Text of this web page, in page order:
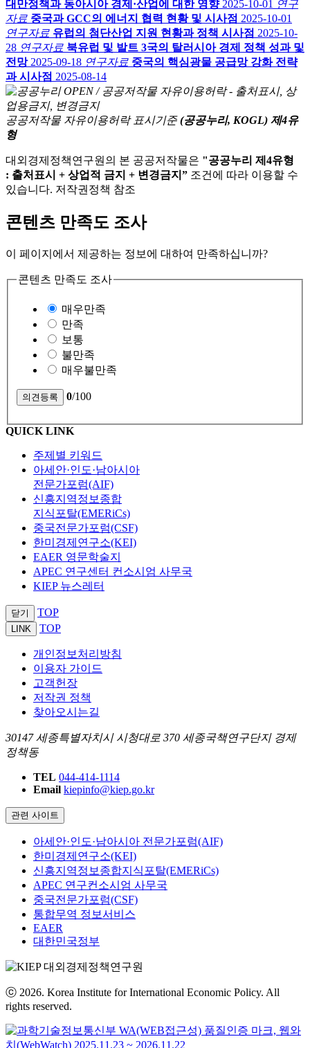
대만정책과 동아시아 경제·산업에 대한 영향 2025-10-01 연구
자료 중국과 GCC의 에너지 협력 현황 및 시사점 2025-10-01
연구자료 유럽의 첨단산업 지원 현황과 정책 시사점 2025-10-
28 연구자료 북유럽 및 발트 3국의 탈러시아 경제 정책 성과 및
전망 2025-09-18 연구자료 중국의 핵심광물 공급망 강화 전략
과 시사점 2025-08-14
공공저작물 자유이용허락 표시기준 (공공누리, KOGL) 제4유
형
대외경제정책연구원의 본 공공저작물은 "공공누리 제4유형
: 출처표시 + 상업적 금지 + 변경금지” 조건에 따라 이용할 수
있습니다. 저작권정책 참조
콘텐츠 만족도 조사
이 페이지에서 제공하는 정보에 대하여 만족하십니까?
콘텐츠 만족도 조사
매우만족
만족
보통
불만족
매우불만족
0/100
QUICK LINK
주제별 키워드
아세안·인도·남아시아
전문가포럼(AIF)
신흥지역정보종합
지식포탈(EMERiCs)
중국전문가포럼(CSF)
한미경제연구소(KEI)
EAER 영문학술지
APEC 연구센터 컨소시엄 사무국
KIEP 뉴스레터
닫기 TOP
LINK TOP
개인정보처리방침
이용자 가이드
고객헌장
저작권 정책
찾아오시는길
30147 세종특별자치시 시청대로 370 세종국책연구단지 경제
정책동
TEL 044-414-1114
Email kiepinfo@kiep.go.kr
관련 사이트
아세안·인도·남아시아 전문가포럼(AIF)
한미경제연구소(KEI)
신흥지역정보종합지식포탈(EMERiCs)
APEC 연구컨소시엄 사무국
중국전문가포럼(CSF)
통합무역 정보서비스
EAER
대한민국정부
ⓒ 2026. Korea Institute for International Economic Policy. All
rights reserved.